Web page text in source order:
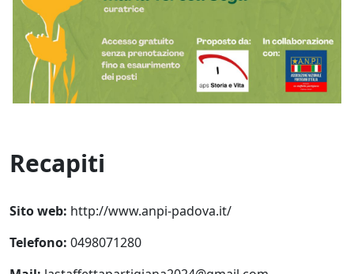
Recapiti
Sito web: http://www.anpi-padova.it/
Telefono: 0498071280